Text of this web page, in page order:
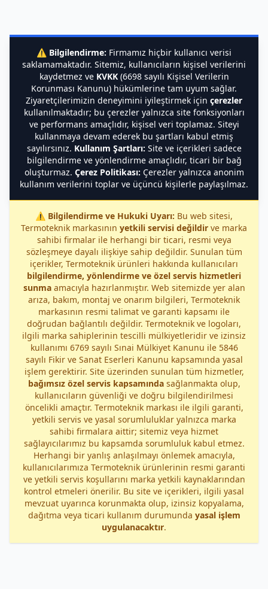
⚠️ Bilgilendirme: Firmamız hiçbir kullanıcı verisi
saklamamaktadır. Sitemiz, kullanıcıların kişisel verilerini
kaydetmez ve KVKK(6698 sayılı Kişisel Verilerin
Korunması Kanunu) hükümlerine tam uyum sağlar.
Ziyaretçilerimizin deneyimini iyileştirmek için çerezler
kullanılmaktadır; bu çerezler yalnızca site fonksiyonları
ve performans amaçlıdır, kişisel veri toplamaz. Siteyi
kullanmaya devam ederek bu şartları kabul etmiş
sayılırsınız. Kullanım Şartları: Site ve içerikleri sadece
bilgilendirme ve yönlendirme amaçlıdır, ticari bir bağ
oluşturmaz. Çerez Politikası: Çerezler yalnızca anonim
kullanım verilerini toplar ve üçüncü kişilerle paylaşılmaz.
⚠️ Bilgilendirme ve Hukuki Uyarı: Bu web sitesi,
Termoteknik markasının yetkili servisi değildir ve marka
sahibi firmalar ile herhangi bir ticari, resmi veya
sözleşmeye dayalı ilişkiye sahip değildir. Sunulan tüm
içerikler, Termoteknik ürünleri hakkında kullanıcıları
bilgilendirme, yönlendirme ve özel servis hizmetleri
sunmaamacıyla hazırlanmıştır. Web sitemizde yer alan
arıza, bakım, montaj ve onarım bilgileri, Termoteknik
markasının resmi talimat ve garanti kapsamı ile
doğrudan bağlantılı değildir. Termoteknik ve logoları,
ilgili marka sahiplerinin tescilli mülkiyetleridir ve izinsiz
kullanımı 6769 sayılı Sınai Mülkiyet Kanunu ile 5846
sayılı Fikir ve Sanat Eserleri Kanunu kapsamında yasal
işlem gerektirir. Site üzerinden sunulan tüm hizmetler,
bağımsız özel servis kapsamındasağlanmakta olup,
kullanıcıların güvenliği ve doğru bilgilendirilmesi
öncelikli amaçtır. Termoteknik markası ile ilgili garanti,
yetkili servis ve yasal sorumluluklar yalnızca marka
sahibi firmalara aittir; sitemiz veya hizmet
sağlayıcılarımız bu kapsamda sorumluluk kabul etmez.
Herhangi bir yanlış anlaşılmayı önlemek amacıyla,
kullanıcılarımıza Termoteknik ürünlerinin resmi garanti
ve yetkili servis koşullarını marka yetkili kaynaklarından
kontrol etmeleri önerilir. Bu site ve içerikleri, ilgili yasal
mevzuat uyarınca korunmakta olup, izinsiz kopyalama,
dağıtma veya ticari kullanım durumunda yasal işlem
uygulanacaktır.